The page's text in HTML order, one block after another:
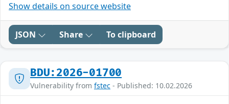
Show details on source website
JSON Share To clipboard
BDU:2026-01700
Vulnerability from fstec - Published: 10.02.2026